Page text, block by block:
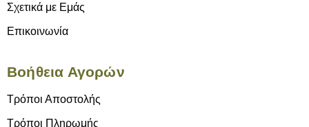
Σχετικά με Εμάς
Επικοινωνία
Βοήθεια Αγορών
Τρόποι Αποστολής
Τρόποι Πληρωμής